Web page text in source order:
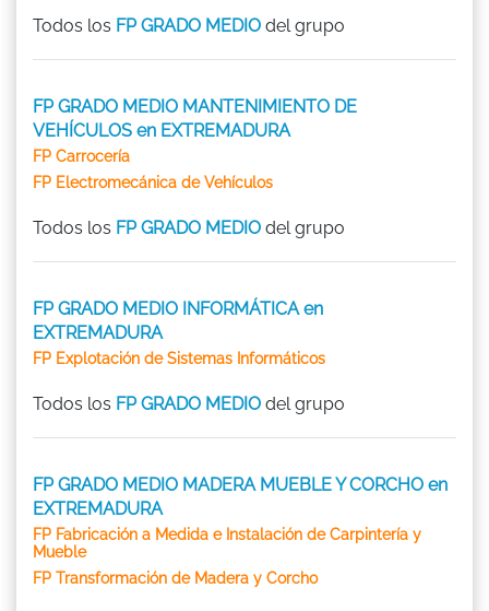
Todos los FP GRADO MEDIO del grupo
FP GRADO MEDIO MANTENIMIENTO DE
VEHÍCULOS en EXTREMADURA
FP Carrocería
FP Electromecánica de Vehículos
Todos los FP GRADO MEDIO del grupo
FP GRADO MEDIO INFORMÁTICA en
EXTREMADURA
FP Explotación de Sistemas Informáticos
Todos los FP GRADO MEDIO del grupo
FP GRADO MEDIO MADERA MUEBLE Y CORCHO en
EXTREMADURA
FP Fabricación a Medida e Instalación de Carpintería y
Mueble
FP Transformación de Madera y Corcho